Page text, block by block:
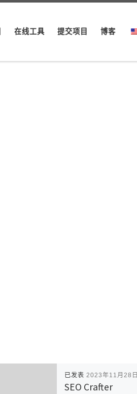
在线工具 提交项目 博客
已发表 2023年11月28日
SEO Crafter